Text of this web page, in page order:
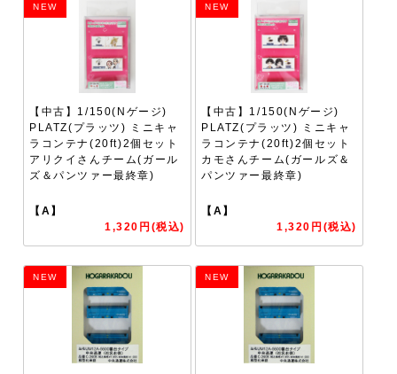
NEW
【中古】1/150(Nゲージ)
PLATZ(プラッツ) ミニキャ
ラコンテナ(20ft)2個セット
アリクイさんチーム(ガール
ズ＆パンツァー最終章)
【A】
1,320円(税込)
NEW
【中古】1/150(Nゲージ)
PLATZ(プラッツ) ミニキャ
ラコンテナ(20ft)2個セット
カモさんチーム(ガールズ＆
パンツァー最終章)
【A】
1,320円(税込)
NEW NEW